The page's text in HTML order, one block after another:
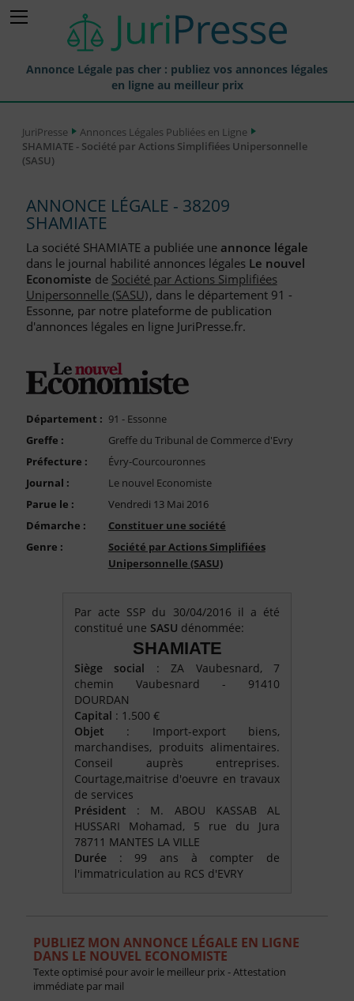
Annonce Légale pas cher : publiez vos annonces légales
en ligne au meilleur prix
Annonces Légales Publiées
Journaux Habilités (JAL) Annonces Légales
Liste des Greffes
Liste des CCI
Le Blog pour les Entreprises
Nous Contacter
Compte PRO
JuriPresse
Annonces Légales Publiées en Ligne
SHAMIATE - Société par Actions Simplifiées Unipersonnelle
(SASU)
ANNONCE LÉGALE - 38209
SHAMIATE
La société SHAMIATE a publiée une annonce légale
dans le journal habilité annonces légales Le nouvel
Economiste de Société par Actions Simplifiées
Unipersonnelle (SASU), dans le département 91 -
Essonne, par notre plateforme de publication
d'annonces légales en ligne JuriPresse.fr.
Département : 91 - Essonne
Greffe :
Greffe du Tribunal de Commerce d'Evry
Préfecture :
Évry-Courcouronnes
Journal :
Le nouvel Economiste
Parue le :
Vendredi 13 Mai 2016
Démarche :
Constituer une société
Genre :
Société par Actions Simplifiées
Unipersonnelle (SASU)
Par acte SSP du 30/04/2016 il a été
constitué une SASU dénommée:
SHAMIATE
Siège social : ZA Vaubesnard, 7
chemin Vaubesnard - 91410
DOURDAN
Capital : 1.500 €
Objet : Import-export biens,
marchandises, produits alimentaires.
Conseil auprès entreprises.
Courtage,maitrise d'oeuvre en travaux
de services
Président : M. ABOU KASSAB AL
HUSSARI Mohamad, 5 rue du Jura
78711 MANTES LA VILLE
Durée : 99 ans à compter de
l'immatriculation au RCS d'EVRY
PUBLIEZ MON ANNONCE LÉGALE EN LIGNE
DANS LE NOUVEL ECONOMISTE
Texte optimisé pour avoir le meilleur prix - Attestation
immédiate par mail